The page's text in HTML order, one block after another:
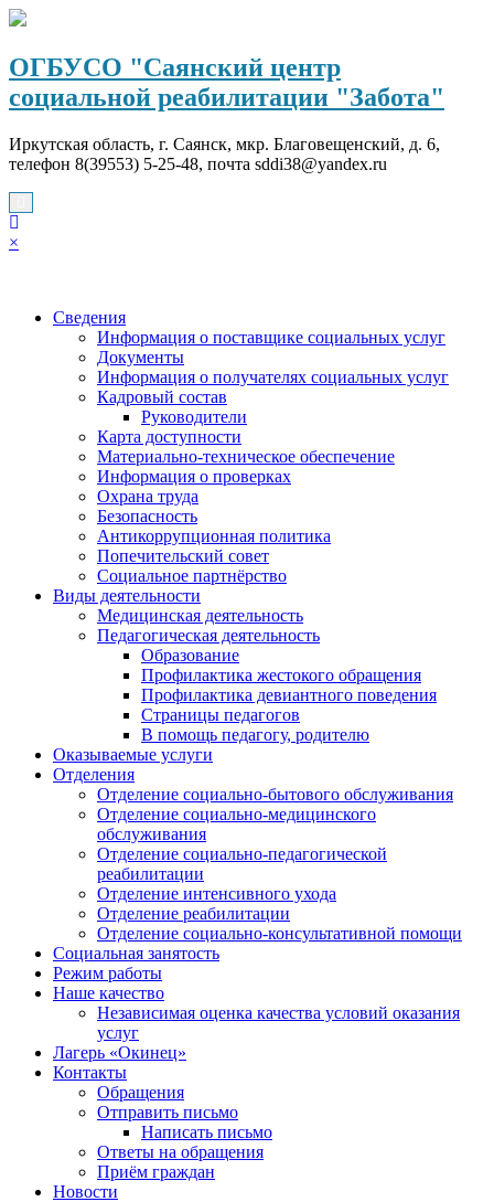
Перейти
содержимому
ОГБУСО "Саянский центр
социальной реабилитации "Забота"
Иркутская область, г. Саянск, мкр. Благовещенский, д. 6,
телефон 8(39553) 5-25-48, почта sddi38@yandex.ru
×
Сведения
Информация о поставщике социальных услуг
Документы
Информация о получателях социальных услуг
Кадровый состав
Руководители
Карта доступности
Материально-техническое обеспечение
Информация о проверках
Охрана труда
Безопасность
Антикоррупционная политика
Попечительский совет
Социальное партнёрство
Виды деятельности
Медицинская деятельность
Педагогическая деятельность
Образование
Профилактика жестокого обращения
Профилактика девиантного поведения
Страницы педагогов
В помощь педагогу, родителю
Оказываемые услуги
Отделения
Отделение социально-бытового обслуживания
Отделение социально-медицинского
обслуживания
Отделение социально-педагогической
реабилитации
Отделение интенсивного ухода
Отделение реабилитации
Отделение социально-консультативной помощи
Социальная занятость
Режим работы
Наше качество
Независимая оценка качества условий оказания
услуг
Лагерь «Окинец»
Контакты
Обращения
Отправить письмо
Написать письмо
Ответы на обращения
Приём граждан
Новости